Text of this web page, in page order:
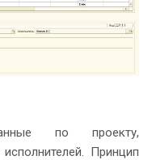
по проекту,
Принцип